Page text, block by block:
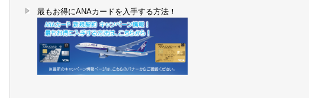
最もお得にANAカードを入手する方法！